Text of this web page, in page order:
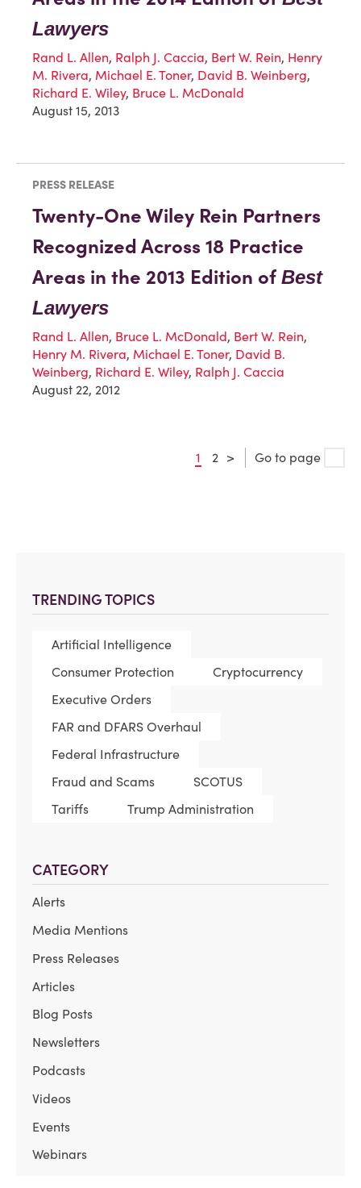
TRENDING TOPICS
Artificial Intelligence
Consumer Protection
Cryptocurrency
Executive Orders
FAR and DFARS Overhaul
Federal Infrastructure
Fraud and Scams
SCOTUS
Tariffs
Trump Administration
CATEGORY
Alerts
Media Mentions
Press Releases
Articles
Blog Posts
Newsletters
Podcasts
Videos
Events
Webinars
Lawyers
Rand L. Allen, Ralph J. Caccia, Bert W. Rein, Henry
M. Rivera, Michael E. Toner, David B. Weinberg,
Richard E. Wiley, Bruce L. McDonald
August 15, 2013
PRESS RELEASE
Twenty-One Wiley Rein Partners
Recognized Across 18 Practice
Areas in the 2013 Edition of Best
Lawyers
Rand L. Allen, Bruce L. McDonald, Bert W. Rein,
Henry M. Rivera, Michael E. Toner, David B.
Weinberg, Richard E. Wiley, Ralph J. Caccia
August 22, 2012
1 2 > Go to page